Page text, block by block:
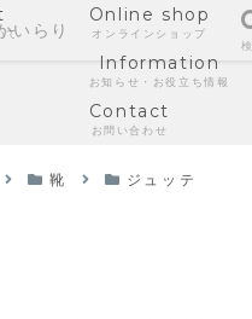
て
Online shop
オンラインショップ
Information
お知らせ・お役立ち情報
Contact
お問い合わせ
靴
ジュッテ
いらり